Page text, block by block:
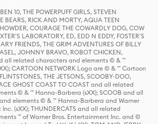
10, THE POWERPUFF GIRLS, STEVEN
BEARS, RICK AND MORTY, AQUA TEEN
COURAGE THE COWARDLY DOG, COW
LABORATORY, ED, EDD N EDDY, FOSTER'S
FRIENDS, THE GRIM ADVENTURES OF BILLY
JOHNNY BRAVO, ROBOT CHICKEN,
all related characters and elements © & ™
CARTOON NETWORK Logo are © & ™ Cartoon
THE JETSONS, SCOOBY-DOO,
GHOST COAST TO COAST and all related
© & ™ Hanna-Barbera (sXX); SCOOB and all
elements © & ™ Hanna-Barbera and Warner
(sXX); THUNDERCATS and all related
™ of Warner Bros. Entertainment Inc. and ©